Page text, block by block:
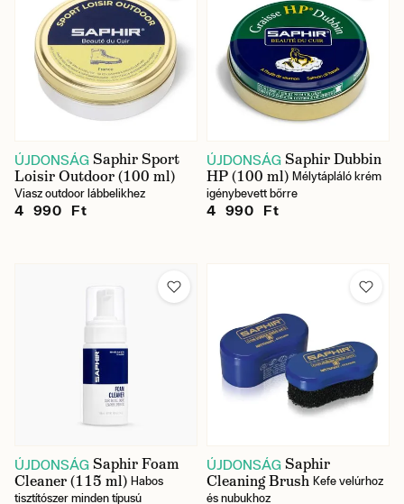
ÚJDONSÁG Saphir Sport
Loisir Outdoor (100 ml)
Viasz outdoor lábbelikhez
4 990 Ft
ÚJDONSÁG Saphir Dubbin
HP (100 ml) Mélytápláló krém
igénybevett bőrre
4 990 Ft
ÚJDONSÁG Saphir Foam
Cleaner (115 ml) Habos
tisztítószer minden típusú
ÚJDONSÁG Saphir
Cleaning Brush Kefe velúrhoz
és nubukhoz